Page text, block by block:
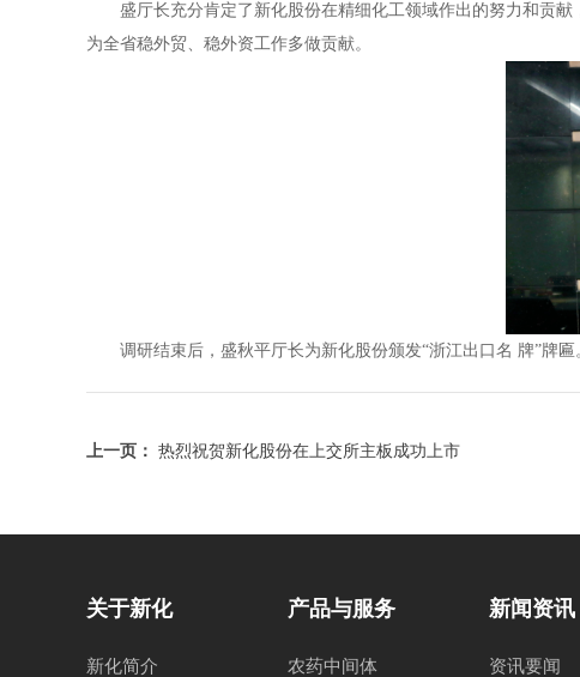
盛厅长充分肯定了新化股份在精细化工领域作出的努力和贡献
为全省稳外贸、稳外资工作多做贡献。
调研结束后，盛秋平厅长为新化股份颁发“浙江出口名 牌”
上一页： 热烈祝贺新化股份在上交所主板成功上市
关于新化
新化简介
产品与服务
农药中间体
新闻资讯
资讯要闻